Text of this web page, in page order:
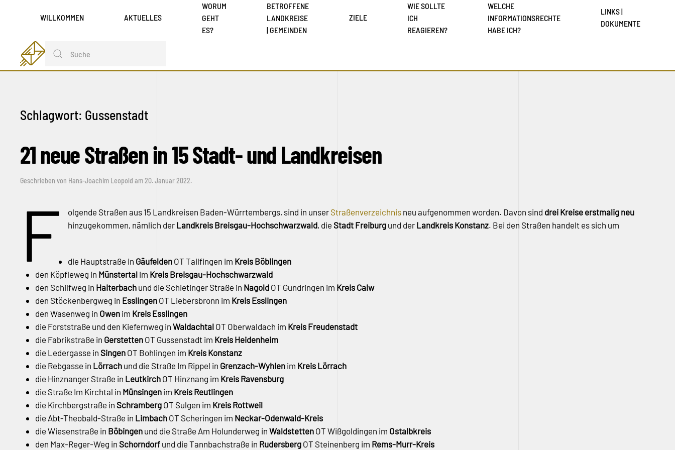
WILLKOMMEN AKTUELLES
WORUM
GEHT
ES?
BETROFFENE
LANDKREISE
| GEMEINDEN
ZIELE
WIE SOLLTE
ICH
REAGIEREN?
WELCHE
INFORMATIONSRECHTE
HABE ICH?
LINKS |
DOKUMENTE
Schlagwort: Gussenstadt
21 neue Straßen in 15 Stadt- und Landkreisen
Geschrieben von Hans-Joachim Leopold am20. Januar 2022.
F olgende Straßen aus 15 Landkreisen Baden-Würrtembergs, sind in unser Straßenverzeichnis neu aufgenommen worden. Davon sind drei Kreise erstmalig neu
hinzugekommen, nämlich der Landkreis Breisgau-Hochschwarzwald, dieStadt Freiburg und der Landkreis Konstanz. Bei den Straßen handelt es sich um
die Hauptstraße in Gäufelden OT Tailfingen im Kreis Böblingen
den Köpfleweg in Münstertal im Kreis Breisgau-Hochschwarzwald
den Schilfweg in Haiterbach und die Schietinger Straße in Nagold OT Gundringen im Kreis Calw
den Stöckenbergweg in Esslingen OT Liebersbronn im Kreis Esslingen
den Wasenweg in Owen im Kreis Esslingen
die Forststraße und den Kiefernweg in Waldachtal OT Oberwaldach im Kreis Freudenstadt
die Fabrikstraße in Gerstetten OT Gussenstadt im Kreis Heidenheim
die Ledergasse in Singen OT Bohlingen im Kreis Konstanz
die Rebgasse in Lörrach und die Straße Im Rippel in Grenzach-Wyhlen im Kreis Lörrach
die Hinznanger Straße in Leutkirch OT Hinznang im Kreis Ravensburg
die Straße Im Kirchtal in Münsingen im Kreis Reutlingen
die Kirchbergstraße in Schramberg OT Sulgen im Kreis Rottweil
die Abt-Theobald-Straße in Limbach OT Scheringen im Neckar-Odenwald-Kreis
die Wiesenstraße in Böbingen und die Straße Am Holunderweg in Waldstetten OT Wißgoldingen im Ostalbkreis
den Max-Reger-Weg in Schorndorf und die Tannbachstraße in Rudersberg OT Steinenberg im Rems-Murr-Kreis